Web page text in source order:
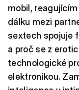
mobil,
dálku mezi
sextech spojuje
a proč se z
technologické
elektronikou.